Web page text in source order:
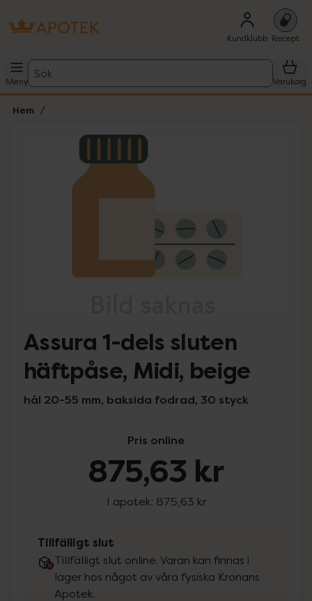
Kundklubb Recept
Meny
Sök
Varukorg
Hem
Lista: . Innehåller 1 objekt.
Assura 1-dels sluten
häftpåse, Midi, beige
hål 20-55 mm, baksida fodrad, 30 styck
Pris online
875,63 kr
I apotek: 875,63 kr
Tillfälligt slut
Tillfälligt slut online. Varan kan finnas i
lager hos något av våra fysiska Kronans
Apotek.